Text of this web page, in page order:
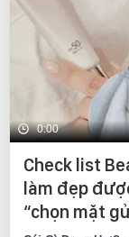
0:00
Check list
làm đẹp
“chọn mặt